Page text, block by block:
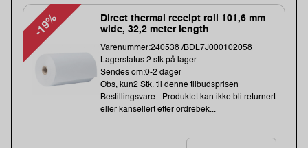
-19%
Direct thermal receipt roll 101,6 mm
wide, 32,2 meter length
Varenummer:240538 /BDL7J000102058
Lagerstatus:2 stk på lager.
Sendes om:0-2 dager
Obs, kun2 Stk. til denne tilbudsprisen
Bestillingsvare - Produktet kan ikke bli returnert
eller kansellert etter ordrebek...